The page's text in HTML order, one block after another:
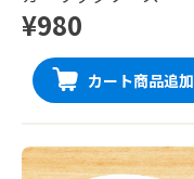
¥980
カート商品追加